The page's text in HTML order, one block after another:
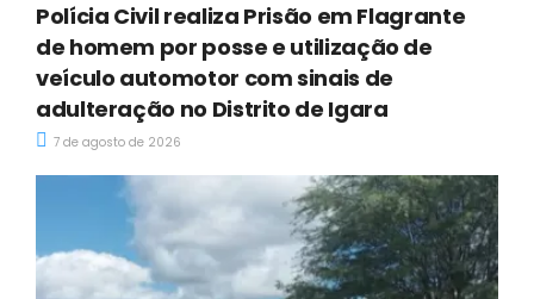
Polícia Civil realiza Prisão em Flagrante
de homem por posse e utilização de
veículo automotor com sinais de
adulteração no Distrito de Igara
7 de agosto de 2026